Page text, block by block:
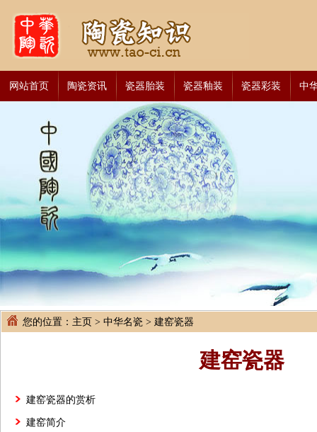
网站首页 陶瓷资讯 瓷器胎装 瓷器釉装 瓷器彩装 中
您的位置： 主页 > 中华名瓷 > 建窑瓷器
建窑瓷器
建窑瓷器的赏析
建窑简介